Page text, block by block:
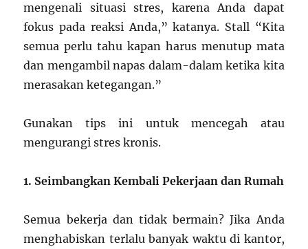
mengenali situasi stres, karena Anda dapat
fokus pada reaksi Anda,” katanya. Stall “Kita
semua perlu tahu kapan harus menutup mata
dan mengambil napas dalam-dalam ketika kita
merasakan ketegangan.”
Gunakan tips ini untuk mencegah atau
mengurangi stres kronis.
1. Seimbangkan Kembali Pekerjaan dan Rumah
Semua bekerja dan tidak bermain? Jika Anda
menghabiskan terlalu banyak waktu di kantor,